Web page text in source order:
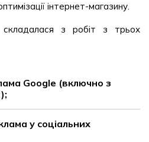
інтернет-магазину.
з робіт з трьох
Google (включно з
у соціальних